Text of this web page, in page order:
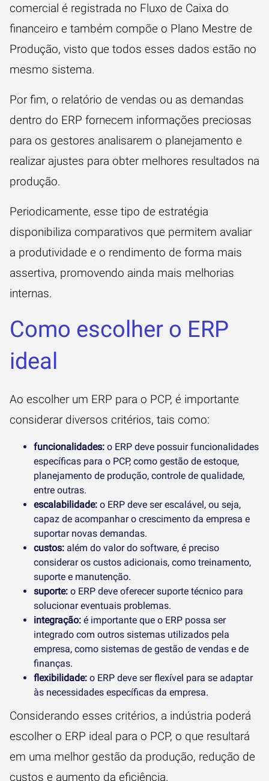
comercial é registrada no Fluxo de Caixa do
financeiro e também compõe o Plano Mestre de
Produção, visto que todos esses dados estão no
mesmo sistema.
Por fim, o relatório de vendas ou as demandas
dentro do ERP fornecem informações preciosas
para os gestores analisarem o planejamento e
realizar ajustes para obter melhores resultados na
produção.
Periodicamente, esse tipo de estratégia
disponibiliza comparativos que permitem avaliar
a produtividade e o rendimento de forma mais
assertiva, promovendo ainda mais melhorias
internas.
Como escolher o ERP
ideal
Ao escolher um ERP para o PCP, é importante
considerar diversos critérios, tais como:
funcionalidades: o ERP deve possuir funcionalidades
específicas para o PCP, como gestão de estoque,
planejamento de produção, controle de qualidade,
entre outras.
escalabilidade: o ERP deve ser escalável, ou seja,
capaz de acompanhar o crescimento da empresa e
suportar novas demandas.
custos: além do valor do software, é preciso
considerar os custos adicionais, como treinamento,
suporte e manutenção.
suporte: o ERP deve oferecer suporte técnico para
solucionar eventuais problemas.
integração: é importante que o ERP possa ser
integrado com outros sistemas utilizados pela
empresa, como sistemas de gestão de vendas e de
finanças.
flexibilidade: o ERP deve ser flexível para se adaptar
às necessidades específicas da empresa.
Considerando esses critérios, a indústria poderá
escolher o ERP ideal para o PCP, o que resultará
em uma melhor gestão da produção, redução de
custos e aumento da eficiência.